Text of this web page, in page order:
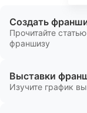
Создать
Прочитайте
франшизу
Выставки
Изучите график